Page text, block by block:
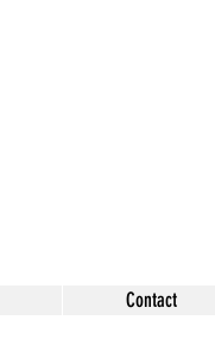
Contact